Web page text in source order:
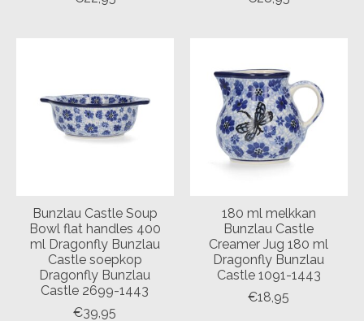
Bunzlau Castle Soup
Bowl flat handles 400
ml Dragonfly Bunzlau
Castle soepkop
Dragonfly Bunzlau
Castle 2699-1443
€39,95
180 ml melkkan
Bunzlau Castle
Creamer Jug 180 ml
Dragonfly Bunzlau
Castle 1091-1443
€18,95